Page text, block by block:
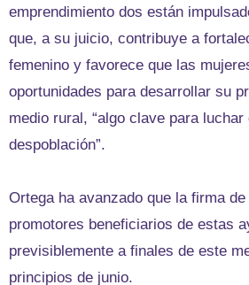
emprendimiento dos están
que, a su juicio, contribuye a
femenino y favorece que las
oportunidades para desarrollar su
medio rural, “algo clave para luchar
despoblación”.
Ortega ha avanzado que la firma
promotores beneficiarios de estas
previsiblemente a finales de este
principios de junio.